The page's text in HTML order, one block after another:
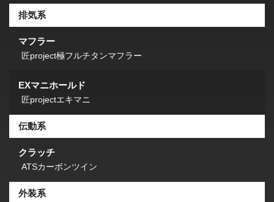
排気系
マフラー
匠project極フルチタンマフラー
EXマニホールド
匠projectエキマニ
伝動系
クラッチ
ATSカーボンツイン
外装系